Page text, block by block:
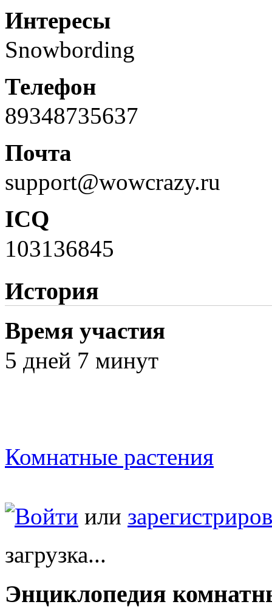
Интересы
Snowbording
Телефон
89348735637
Почта
support@wowcrazy.ru
ICQ
103136845
История
Время участия
5 дней 7 минут
Комнатные растения
Войти или
загрузка...
Энциклопедия